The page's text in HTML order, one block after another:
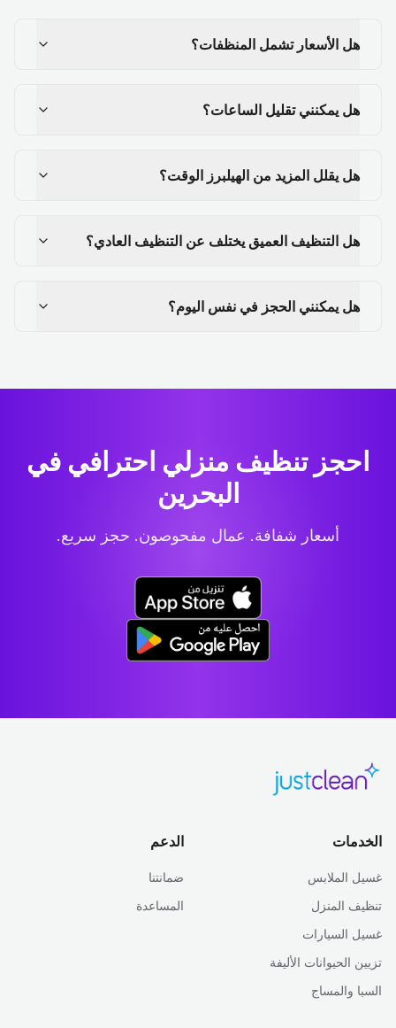
هل الأسعار تشمل المنظفات؟
هل يمكنني تقليل الساعات؟
هل يقلل المزيد من الهيلبرز الوقت؟
هل التنظيف العميق يختلف عن التنظيف العادي؟
هل يمكنني الحجز في نفس اليوم؟
احجز تنظيف منزلي احترافي في
البحرين
أسعار شفافة. عمال مفحوصون. حجز سريع.
الخدمات
غسيل الملابس
تنظيف المنزل
غسيل السيارات
تزيين الحيوانات الأليفة
السبا والمساج
الدعم
ضمانتنا
المساعدة